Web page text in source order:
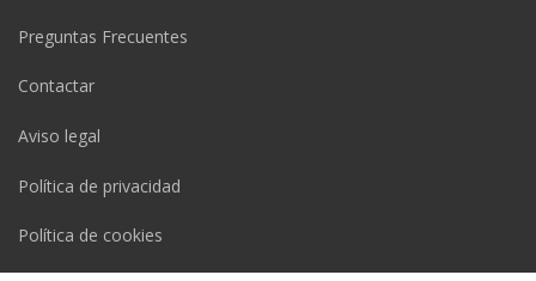
Preguntas Frecuentes
Contactar
Aviso legal
Política de privacidad
Política de cookies